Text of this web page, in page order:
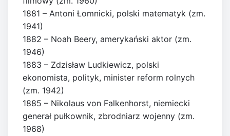
1881 – Antoni Łomnicki, polski matematyk (zm.
1941)
1882 – Noah Beery, amerykański aktor (zm.
1946)
1883 – Zdzisław Ludkiewicz, polski
ekonomista, polityk, minister reform rolnych
(zm. 1942)
1885 – Nikolaus von Falkenhorst, niemiecki
generał pułkownik, zbrodniarz wojenny (zm.
1968)